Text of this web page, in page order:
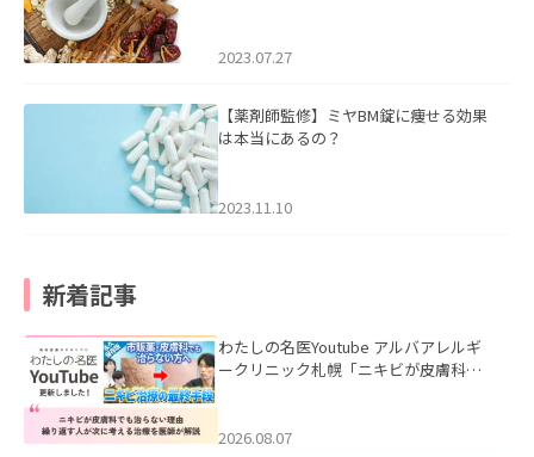
2023.07.27
【薬剤師監修】ミヤBM錠に痩せる効果
は本当にあるの？
2023.11.10
新着記事
わたしの名医Youtube アルバアレルギ
ークリニック札幌「ニキビが皮膚科で
ました。
2026.08.07